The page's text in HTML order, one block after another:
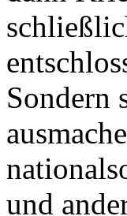
Sondern
und